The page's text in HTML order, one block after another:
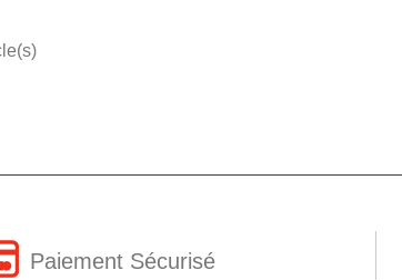
Paiement Sécurisé